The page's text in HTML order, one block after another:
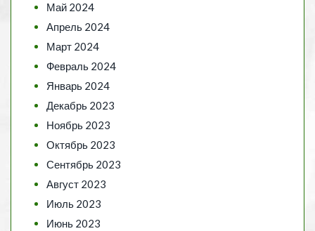
Май 2024
Апрель 2024
Март 2024
Февраль 2024
Январь 2024
Декабрь 2023
Ноябрь 2023
Октябрь 2023
Сентябрь 2023
Август 2023
Июль 2023
Июнь 2023